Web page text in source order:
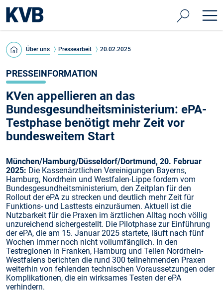
Über uns Pressearbeit 20.02.2025
PRESSEINFORMATION
KVen appellieren an das
Bundesgesundheitsministerium: ePA-
Testphase benötigt mehr Zeit vor
bundesweitem Start
München/Hamburg/Düsseldorf/Dortmund, 20. Februar
2025: Die Kassenärztlichen Vereinigungen Bayerns,
Hamburg, Nordrhein und Westfalen-Lippe fordern vom
Bundesgesundheitsministerium, den Zeitplan für den
Rollout der ePA zu strecken und deutlich mehr Zeit für
Funktions- und Lasttests einzuräumen. Aktuell ist die
Nutzbarkeit für die Praxen im ärztlichen Alltag noch völlig
unzureichend sichergestellt. Die Pilotphase zur Einführung
der ePA, die am 15. Januar 2025 startete, läuft nach fünf
Wochen immer noch nicht vollumfänglich. In den
Testregionen in Franken, Hamburg und Teilen Nordrhein-
Westfalens berichten die rund 300 teilnehmenden Praxen
weiterhin von fehlenden technischen Voraussetzungen oder
Komplikationen, die ein wirksames Testen der ePA
verhindern.